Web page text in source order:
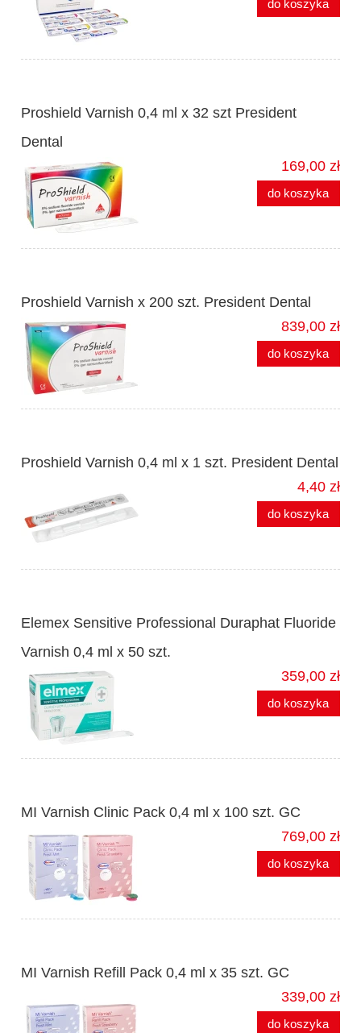
do koszyka
Proshield Varnish 0,4 ml x 32 szt President
Dental
169,00 zł
do koszyka
Proshield Varnish x 200 szt. President Dental
839,00 zł
do koszyka
Proshield Varnish 0,4 ml x 1 szt. President Dental
4,40 zł
do koszyka
Elemex Sensitive Professional Duraphat Fluoride
Varnish 0,4 ml x 50 szt.
359,00 zł
do koszyka
MI Varnish Clinic Pack 0,4 ml x 100 szt. GC
769,00 zł
do koszyka
MI Varnish Refill Pack 0,4 ml x 35 szt. GC
339,00 zł
do koszyka